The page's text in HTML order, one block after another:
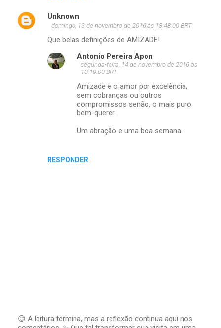
Unknown
domingo, 13 de novembro de 2016 às 18:48:00 BRT
Que belas definições de AMIZADE!
RESPONDER
Antonio Pereira Apon
segunda-feira, 14 de novembro de 2016 às
10:19:00 BRT
Amizade é o amor por excelência,
sem cobranças ou outros
compromissos senão, o mais puro
bem-querer.
Um abração e uma boa semana.
😊 A leitura termina, mas a reflexão continua aqui nos